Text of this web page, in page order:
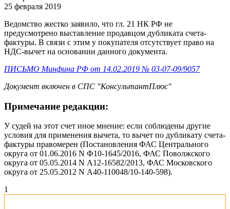
25 февраля 2019
Ведомство жестко заявило, что гл. 21 НК РФ не
предусмотрено выставление продавцом дубликата счета-
фактуры. В связи с этим у покупателя отсутствует право на
НДС-вычет на основании данного документа.
ПИСЬМО Минфина РФ от 14.02.2019 № 03-07-09/9057
Документ включен в СПС "КонсультантПлюс"
Примечание редакции:
У судей на этот счет иное мнение: если соблюдены другие
условия для применения вычета, то вычет по дубликату счета-
фактуры правомерен (Постановления ФАС Центрального
округа от 01.06.2016 N Ф10-1645/2016, ФАС Поволжского
округа от 05.05.2014 N А12-16582/2013, ФАС Московского
округа от 25.05.2012 N А40-110048/10-140-598).
1